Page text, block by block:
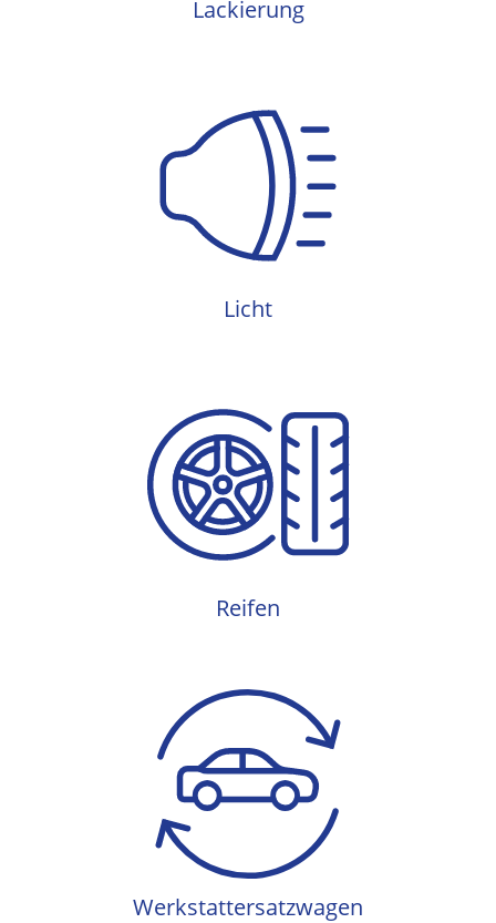
Lackierung
Licht
Licht
Reifen
Reifen
Werkstattersatzwagen
Werkstattersatzwagen